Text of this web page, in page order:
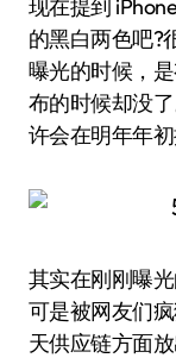
现在提到
的黑白两色吧?
曝光的时候，
布的时候却没
许会在明年年
其实在刚刚曝
可是被网友们
天供应链方面